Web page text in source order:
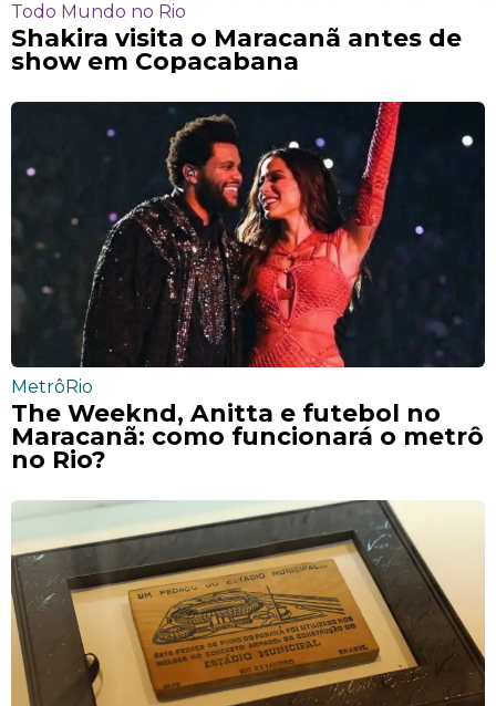
Todo Mundo no Rio
Shakira visita o Maracanã antes de
show em Copacabana
MetrôRio
The Weeknd, Anitta e futebol no
Maracanã: como funcionará o metrô
no Rio?